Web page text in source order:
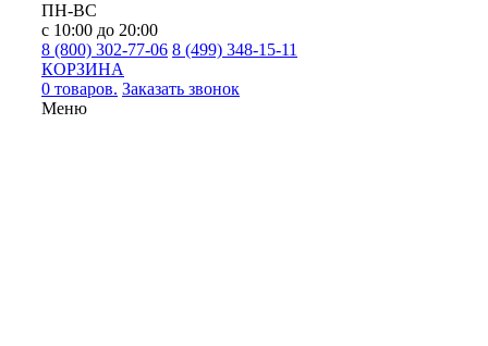
ПН-ВС
с 10:00 до 20:00
8 (800) 302-77-06 8 (499) 348-15-11
КОРЗИНА
0 товаров. Заказать звонок
Меню